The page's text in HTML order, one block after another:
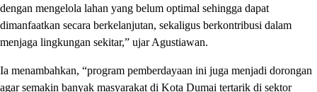
dengan mengelola lahan yang belum optimal sehingga dapat
dimanfaatkan secara berkelanjutan, sekaligus berkontribusi dalam
menjaga lingkungan sekitar,” ujar Agustiawan.
Ia menambahkan, “program pemberdayaan ini juga menjadi dorongan
agar semakin banyak masyarakat di Kota Dumai tertarik di sektor